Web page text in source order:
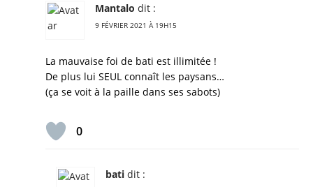
Mantalo dit :
9 FÉVRIER 2021 À 19H15
La mauvaise foi de bati est illimitée !
De plus lui SEUL connaît les paysans…
(ça se voit à la paille dans ses sabots)
0
bati dit :